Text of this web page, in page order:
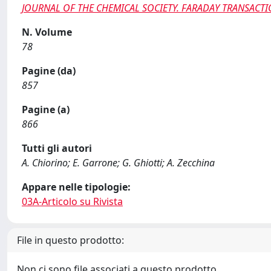
JOURNAL OF THE CHEMICAL SOCIETY. FARADAY
N. Volume
78
Pagine (da)
857
Pagine (a)
866
Tutti gli autori
A. Chiorino; E. Garrone; G. Ghiotti; A. Zecchina
Appare nelle tipologie:
03A-Articolo su Rivista
File in questo prodotto: